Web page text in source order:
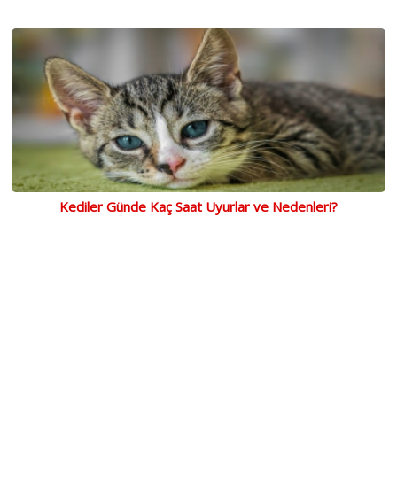
Kediler Günde Kaç Saat Uyurlar ve Nedenleri?